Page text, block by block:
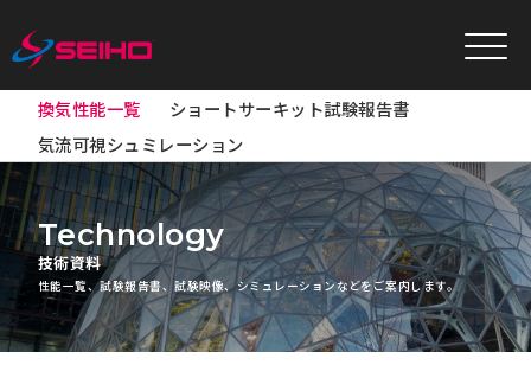
換気性能一覧
ショートサーキット試験報告書
気流可視シュミレーション
Technology
技術資料
性能一覧、試験報告書、試験映像、シミュレーションなどをご案内します。